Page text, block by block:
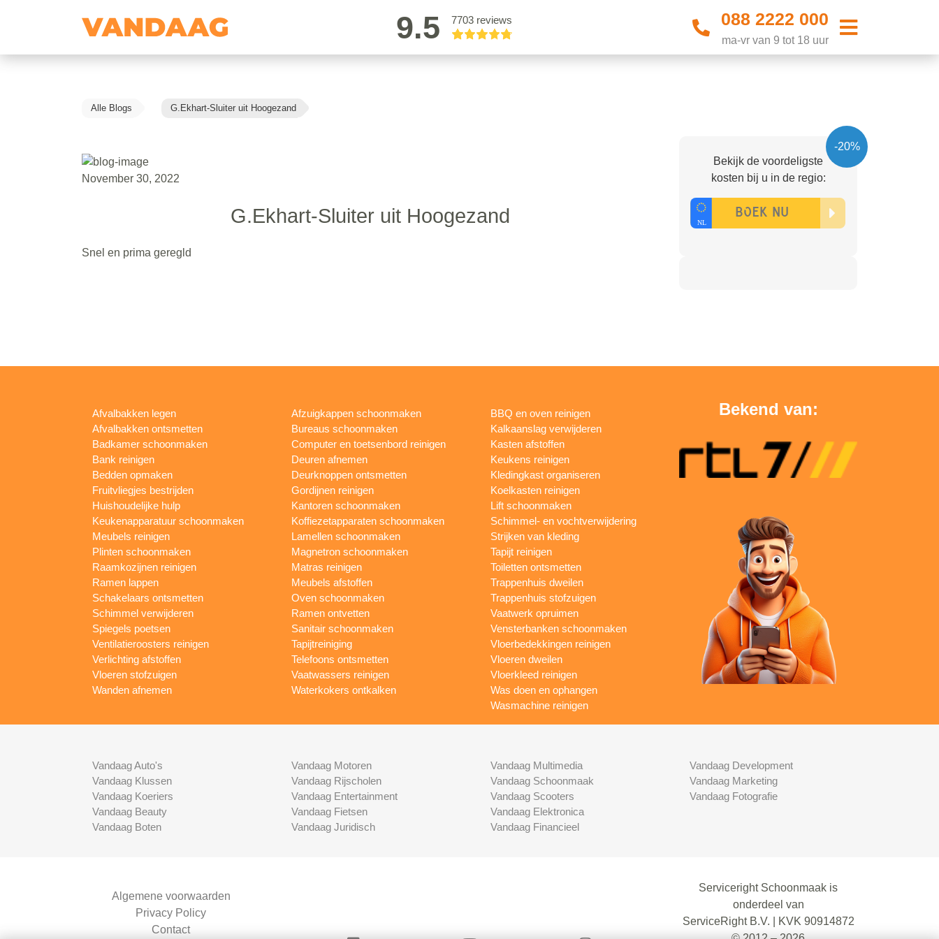
9.5 7703 reviews 088 2222 000
ma-vr van 9 tot 18 uur
Alle Blogs G.Ekhart-Sluiter uit Hoogezand
November 30, 2022
G.Ekhart-Sluiter uit Hoogezand
Snel en prima geregld
-20%
Bekijk de voordeligste
kosten bij u in de regio:
Afvalbakken legen
Afvalbakken ontsmetten
Badkamer schoonmaken
Bank reinigen
Bedden opmaken
Fruitvliegjes bestrijden
Huishoudelijke hulp
Keukenapparatuur schoonmaken
Meubels reinigen
Plinten schoonmaken
Raamkozijnen reinigen
Ramen lappen
Schakelaars ontsmetten
Schimmel verwijderen
Spiegels poetsen
Ventilatieroosters reinigen
Verlichting afstoffen
Vloeren stofzuigen
Wanden afnemen
Afzuigkappen schoonmaken
Bureaus schoonmaken
Computer en toetsenbord reinigen
Deuren afnemen
Deurknoppen ontsmetten
Gordijnen reinigen
Kantoren schoonmaken
Koffiezetapparaten schoonmaken
Lamellen schoonmaken
Magnetron schoonmaken
Matras reinigen
Meubels afstoffen
Oven schoonmaken
Ramen ontvetten
Sanitair schoonmaken
Tapijtreiniging
Telefoons ontsmetten
Vaatwassers reinigen
Waterkokers ontkalken
BBQ en oven reinigen
Kalkaanslag verwijderen
Kasten afstoffen
Keukens reinigen
Kledingkast organiseren
Koelkasten reinigen
Lift schoonmaken
Schimmel- en vochtverwijdering
Strijken van kleding
Tapijt reinigen
Toiletten ontsmetten
Trappenhuis dweilen
Trappenhuis stofzuigen
Vaatwerk opruimen
Vensterbanken schoonmaken
Vloerbedekkingen reinigen
Vloeren dweilen
Vloerkleed reinigen
Was doen en ophangen
Wasmachine reinigen
Bekend van:
Vandaag Auto's
Vandaag Klussen
Vandaag Koeriers
Vandaag Beauty
Vandaag Boten
Vandaag Motoren
Vandaag Rijscholen
Vandaag Entertainment
Vandaag Fietsen
Vandaag Juridisch
Vandaag Multimedia
Vandaag Schoonmaak
Vandaag Scooters
Vandaag Elektronica
Vandaag Financieel
Vandaag Development
Vandaag Marketing
Vandaag Fotografie
Algemene voorwaarden
Privacy Policy
Contact
Serviceright Schoonmaak is
onderdeel van
ServiceRight B.V. | KVK 90914872